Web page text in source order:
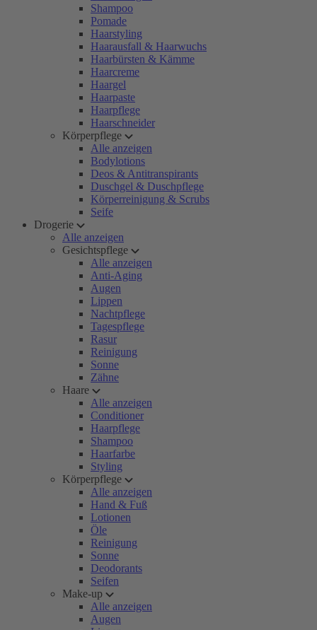
Shampoo
Pomade
Haarstyling
Haarausfall & Haarwuchs
Haarbürsten & Kämme
Haarcreme
Haargel
Haarpaste
Haarpflege
Haarschneider
Körperpflege
Alle anzeigen
Bodylotions
Deos & Antitranspirants
Duschgel & Duschpflege
Körperreinigung & Scrubs
Seife
Drogerie
Alle anzeigen
Gesichtspflege
Alle anzeigen
Anti-Aging
Augen
Lippen
Nachtpflege
Tagespflege
Rasur
Reinigung
Sonne
Zähne
Haare
Alle anzeigen
Conditioner
Haarpflege
Shampoo
Haarfarbe
Styling
Körperpflege
Alle anzeigen
Hand & Fuß
Lotionen
Öle
Reinigung
Sonne
Deodorants
Seifen
Make-up
Alle anzeigen
Augen